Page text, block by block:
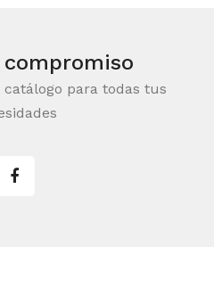
para todas tus